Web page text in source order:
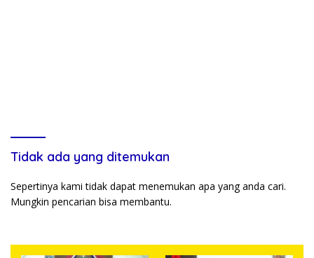
Tidak ada yang ditemukan
Sepertinya kami tidak dapat menemukan apa yang anda cari.
Mungkin pencarian bisa membantu.